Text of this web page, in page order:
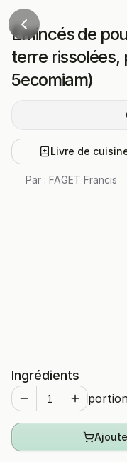
Émincés de
terre rissolées,
5ecomiam)
Livre de
Par : FAGET Francis
Ingrédients